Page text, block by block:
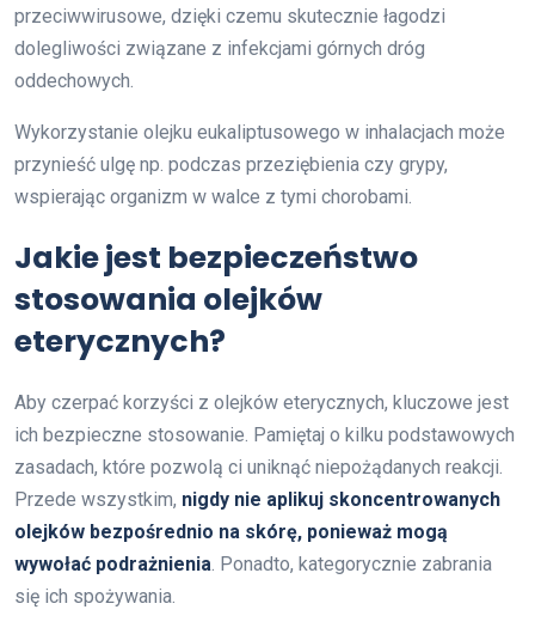
przeciwwirusowe, dzięki czemu skutecznie łagodzi
dolegliwości związane z infekcjami górnych dróg
oddechowych.
Wykorzystanie olejku eukaliptusowego w inhalacjach może
przynieść ulgę np. podczas przeziębienia czy grypy,
wspierając organizm w walce z tymi chorobami.
Jakie jest bezpieczeństwo
stosowania olejków
eterycznych?
Aby czerpać korzyści z olejków eterycznych, kluczowe jest
ich bezpieczne stosowanie. Pamiętaj o kilku podstawowych
zasadach, które pozwolą ci uniknąć niepożądanych reakcji.
Przede wszystkim, nigdy nie aplikuj skoncentrowanych
olejków bezpośrednio na skórę, ponieważ mogą
wywołać podrażnienia. Ponadto, kategorycznie zabrania
się ich spożywania.